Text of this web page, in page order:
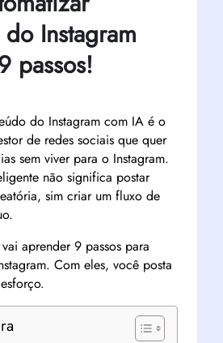
Instagram
passos!
do Instagram com IA é o
de redes sociais que quer
sem viver para o Instagram.
não significa postar
sim criar um fluxo de
aprender 9 passos para
Com eles, você posta